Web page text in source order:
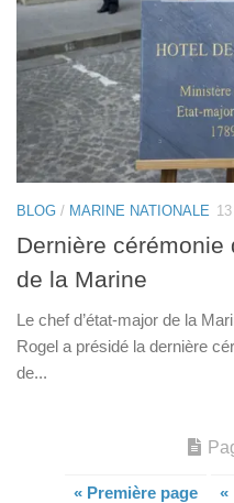
BLOG / MARINE NATIONALE
Dernière cérémonie
de la Marine
Le chef d’état-major de la
Rogel a présidé la dernière
de...
« Première page «